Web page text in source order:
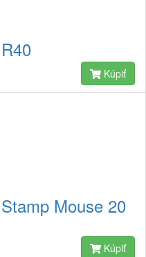
Kúpiť
Mouse 20
Kúpiť